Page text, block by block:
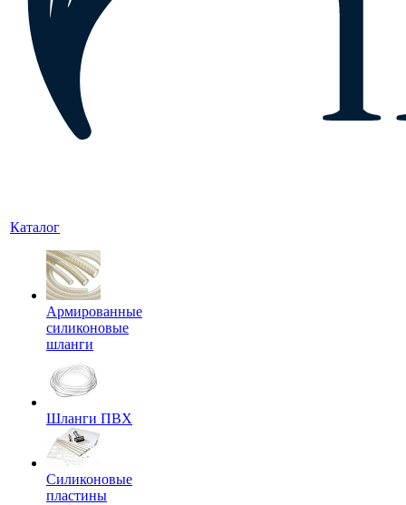
Каталог
Армированные
силиконовые
шланги
Шланги ПВХ
Силиконовые
пластины